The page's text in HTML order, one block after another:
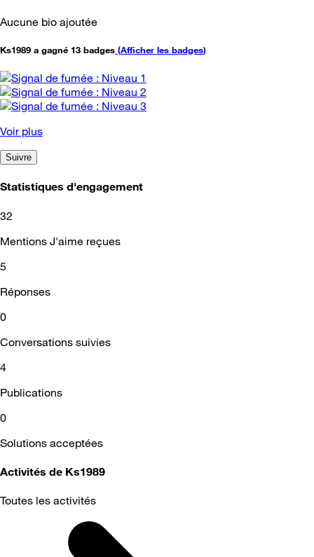
Aucune bio ajoutée
Ks1989 a gagné 13 badges (Afficher les badges)
Voir plus
Suivre
Statistiques d'engagement
32
Mentions J'aime reçues
5
Réponses
0
Conversations suivies
4
Publications
0
Solutions acceptées
Activités de Ks1989
Toutes les activités